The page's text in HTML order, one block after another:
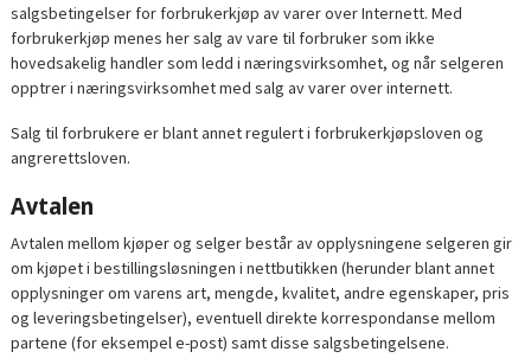
salgsbetingelser for forbrukerkjøp av varer over Internett. Med
forbrukerkjøp menes her salg av vare til forbruker som ikke
hovedsakelig handler som ledd i næringsvirksomhet, og når selgeren
opptrer i næringsvirksomhet med salg av varer over internett.
Salg til forbrukere er blant annet regulert i forbrukerkjøpsloven og
angrerettsloven.
Avtalen
Avtalen mellom kjøper og selger består av opplysningene selgeren gir
om kjøpet i bestillingsløsningen i nettbutikken (herunder blant annet
opplysninger om varens art, mengde, kvalitet, andre egenskaper, pris
og leveringsbetingelser), eventuell direkte korrespondanse mellom
partene (for eksempel e-post) samt disse salgsbetingelsene.